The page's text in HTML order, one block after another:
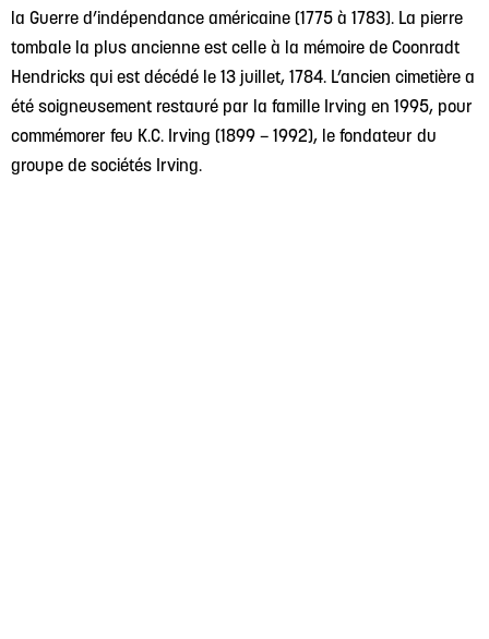
la Guerre d’indépendance américaine (1775 à 1783). La pierre
tombale la plus ancienne est celle à la mémoire de Coonradt
Hendricks qui est décédé le 13 juillet, 1784. L’ancien cimetière a
été soigneusement restauré par la famille Irving en 1995, pour
commémorer feu K.C. Irving (1899 – 1992), le fondateur du
groupe de sociétés Irving.